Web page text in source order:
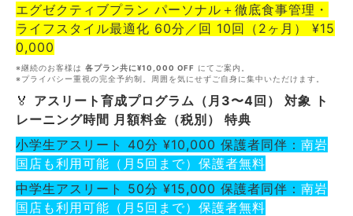
エグゼクティブプラン パーソナル＋徹底食事管理・
ライフスタイル最適化 60分／回 10回（2ヶ月） ¥15
0,000
※継続のお客様は 各プラン共に¥10,000 OFF にてご案内。
※プライバシー重視の完全予約制。周囲を気にせずご自身に集中いただけます。
🏅 アスリート育成プログラム（月3〜4回） 対象 ト
レーニング時間 月額料金（税別） 特典
小学生アスリート 40分 ¥10,000 保護者同伴： 南岩
国店も利用可能（月5回まで）保護者無料
中学生アスリート 50分 ¥15,000 保護者同伴： 南岩
国店も利用可能（月5回まで）保護者無料